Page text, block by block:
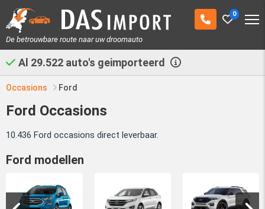
0
De betrouwbare route naar uw droomauto
Al 29.522 auto's geimporteerd
Occasions Ford
Ford Occasions
10.436 Ford occasions direct leverbaar.
Ford modellen